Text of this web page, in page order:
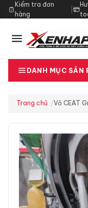
Kiểm tra đơn
hàng
|
DANH MỤC SẢN
Trang chủ Vỏ CEAT